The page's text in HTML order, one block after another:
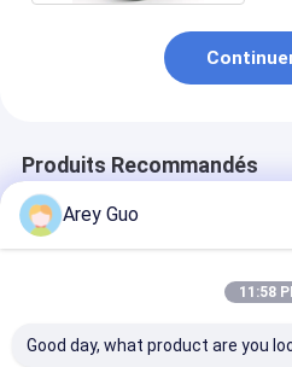
Produits Recommandés
Arey Guo
11:58
Good day, what product are you